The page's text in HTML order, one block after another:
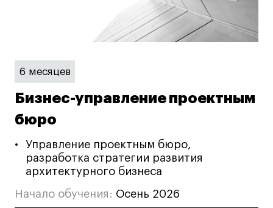
6 месяцев
Бизнес-управление проектным
бюро
Управление проектным бюро,
разработка стратегии развития
архитектурного бизнеса
Начало обучения: Осень 2026